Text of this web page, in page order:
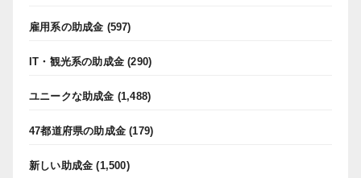
雇用系の助成金 (597)
IT・観光系の助成金 (290)
ユニークな助成金 (1,488)
47都道府県の助成金 (179)
新しい助成金 (1,500)